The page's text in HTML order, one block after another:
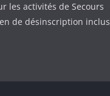
les activités de Secours
de désinscription inclus